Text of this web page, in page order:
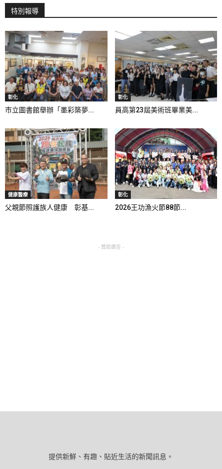
特別報導
彰化
市立圖書館舉辦「墨彩築夢...
彰化
員高第23屆美術班畢業美...
健康醫療
父親節照護族人健康 彰基...
彰化
2026王功漁火節88節...
- 贊助廣告 -
提供新鮮、有趣、貼近生活的新聞訊息。